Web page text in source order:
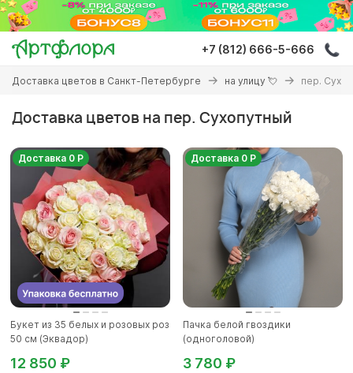
Перейти
основному
содержанию
+7 (812) 666-5-666
Вы
здесь
Доставка цветов в Санкт-Петербурге на улицу 💘 пер.
Доставка цветов на пер. Сухопутный
Доставка 0 Р
Букет из 35 белых и розовых роз
50 см (Эквадор)
12 850 ₽
Доставка 0 Р
Пачка белой гвоздики
(одноголовой)
3 780 ₽